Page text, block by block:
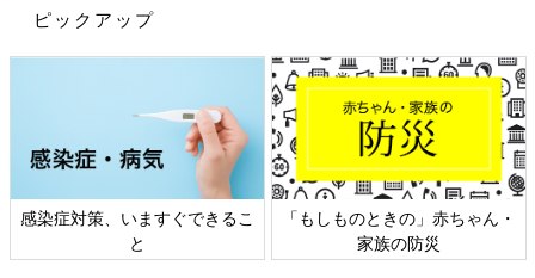
ピックアップ
日本外来小児科学会リーフレッ
ト検討会
六星占術 細木かおりさんの人生
相談